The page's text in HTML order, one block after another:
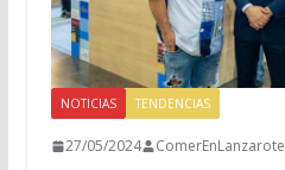
NOTICIAS TENDENCIAS
27/05/2024 ComerEnLanzarote